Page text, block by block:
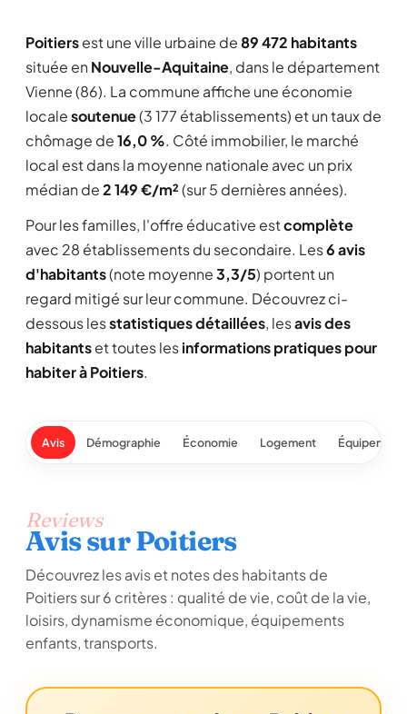
Poitiersest une ville urbaine de89 472 habitants
située en Nouvelle-Aquitaine, dans le département
Vienne (86). La commune affiche une économie
localesoutenue(3 177 établissements) et un taux de
chômage de16,0 %. Côté immobilier, le marché
local est dans la moyenne nationale avec un prix
médian de2 149 €/m²(sur 5 dernières années).
Pour les familles, l'offre éducative estcomplète
avec 28 établissements du secondaire. Les6 avis
d'habitants(note moyenne3,3/5) portent un
regard mitigé sur leur commune. Découvrez ci-
dessous lesstatistiques détaillées, lesavis des
habitantset toutes lesinformations pratiques pour
habiter à Poitiers.
Avis Démographie Économie Logement
Reviews
Avis sur Poitiers
Découvrez les avis et notes des habitants de
Poitiers sur 6 critères : qualité de vie, coût de la vie,
loisirs, dynamisme économique, équipements
enfants, transports.